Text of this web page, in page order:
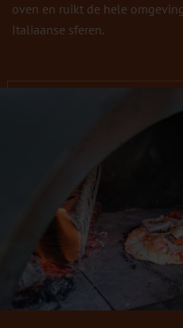
oven en ruikt de hele
Italiaanse sferen.